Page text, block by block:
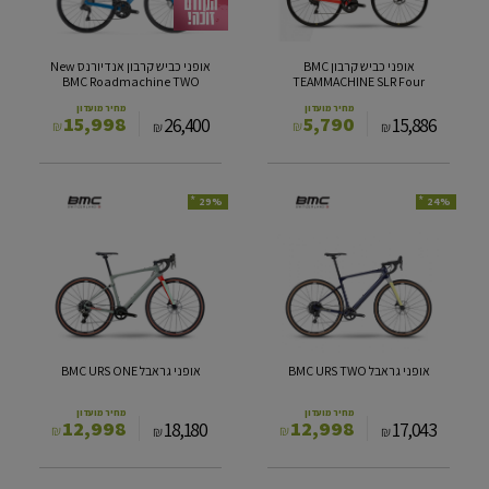
אופני כביש קרבון BMC
TEAMMACHINE SLR Four
מחיר מועדון
5,790
₪ 15,886
₪
BMC
Roadmachine
אופני כביש קרבון אנדיורנס New
BMC Roadmachine TWO
מחיר מועדון
15,998
₪ 26,400
₪
TWO
אופני גראבל BMC URS TWO
מחיר מועדון
12,998
₪ 17,043
₪
24%
*
ONE
אופני גראבל BMC URS ONE
מחיר מועדון
12,998
₪ 18,180
₪
29%
*